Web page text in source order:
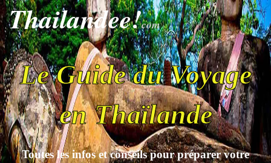
Thailandee!com
Le Guide du Voyage
en Thaïlande
Toutes les infos et conseils pour préparer votre